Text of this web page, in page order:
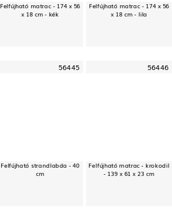
Felfújható matrac - 174 x 56
x 18 cm - kék
Felfújható matrac - 174 x 56
x 18 cm - lila
56445
Felfújható strandlabda - 40
cm
56446
Felfújható matrac - krokodil
- 139 x 61 x 23 cm